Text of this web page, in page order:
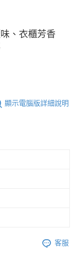
、衣櫃芳香
顯示電腦版詳細說明
客服